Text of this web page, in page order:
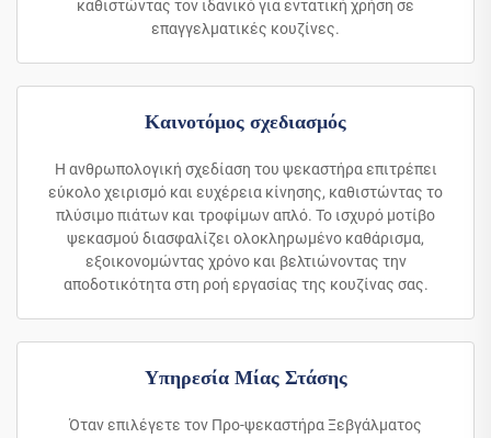
καθιστώντας τον ιδανικό για εντατική χρήση σε
επαγγελματικές κουζίνες.
Καινοτόμος σχεδιασμός
Η ανθρωπολογική σχεδίαση του ψεκαστήρα επιτρέπει
εύκολο χειρισμό και ευχέρεια κίνησης, καθιστώντας το
πλύσιμο πιάτων και τροφίμων απλό. Το ισχυρό μοτίβο
ψεκασμού διασφαλίζει ολοκληρωμένο καθάρισμα,
εξοικονομώντας χρόνο και βελτιώνοντας την
αποδοτικότητα στη ροή εργασίας της κουζίνας σας.
Υπηρεσία Μίας Στάσης
Όταν επιλέγετε τον Προ-ψεκαστήρα Ξεβγάλματος